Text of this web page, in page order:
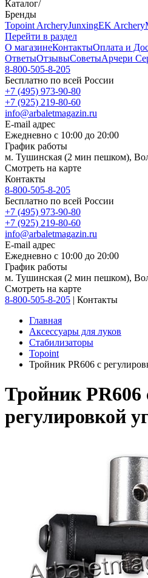
Каталог/
Бренды
Topoint ArcheryJunxingEK Archery
Перейти в раздел
О магазинеКонтактыОплата и
ОтветыОтзывыСоветыАрчери
8-800-505-8-205
Бесплатно по всей России
+7 (495) 973-90-80
+7 (925) 219-80-60
info@arbaletmagazin.ru
E-mail адрес
Ежедневно с 10:00 до 20:00
График работы
м. Тушинская (2 мин пешком),
Смотреть на карте
Контакты
8-800-505-8-205
Бесплатно по всей России
+7 (495) 973-90-80
+7 (925) 219-80-60
info@arbaletmagazin.ru
E-mail адрес
Ежедневно с 10:00 до 20:00
График работы
м. Тушинская (2 мин пешком),
Смотреть на карте
8-800-505-8-205 | Контакты
Главная
Аксессуары для луков
Стабилизаторы
Topoint
Тройник PR606 с
Тройник PR606
регулировкой